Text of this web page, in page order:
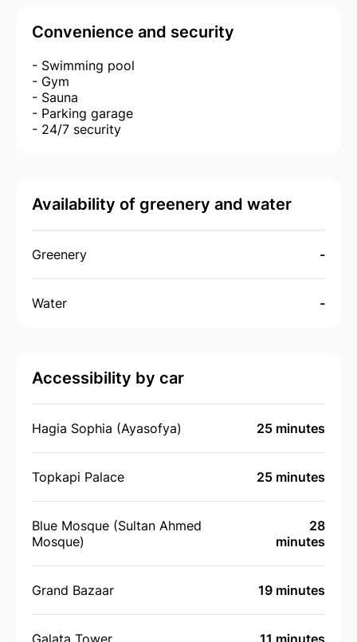
Convenience and security
- Swimming pool
- Gym
- Sauna
- Parking garage
- 24/7 security
Availability of greenery and water
Greenery -
Water -
Accessibility by car
Hagia Sophia (Ayasofya) 25 minutes
Topkapi Palace 25 minutes
Blue Mosque (Sultan Ahmed
Mosque)
28
minutes
Grand Bazaar 19 minutes
Galata Tower 11 minutes